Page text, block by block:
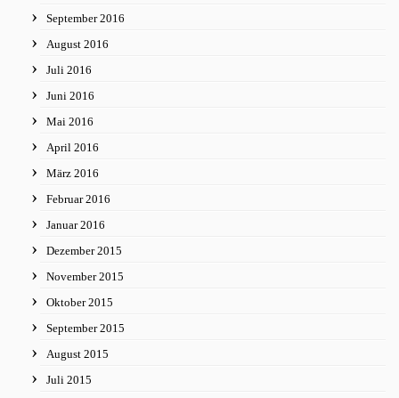
September 2016
August 2016
Juli 2016
Juni 2016
Mai 2016
April 2016
März 2016
Februar 2016
Januar 2016
Dezember 2015
November 2015
Oktober 2015
September 2015
August 2015
Juli 2015